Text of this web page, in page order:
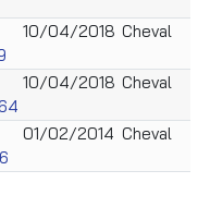
10/04/2018 Cheval
10/04/2018 Cheval
01/02/2014 Cheval